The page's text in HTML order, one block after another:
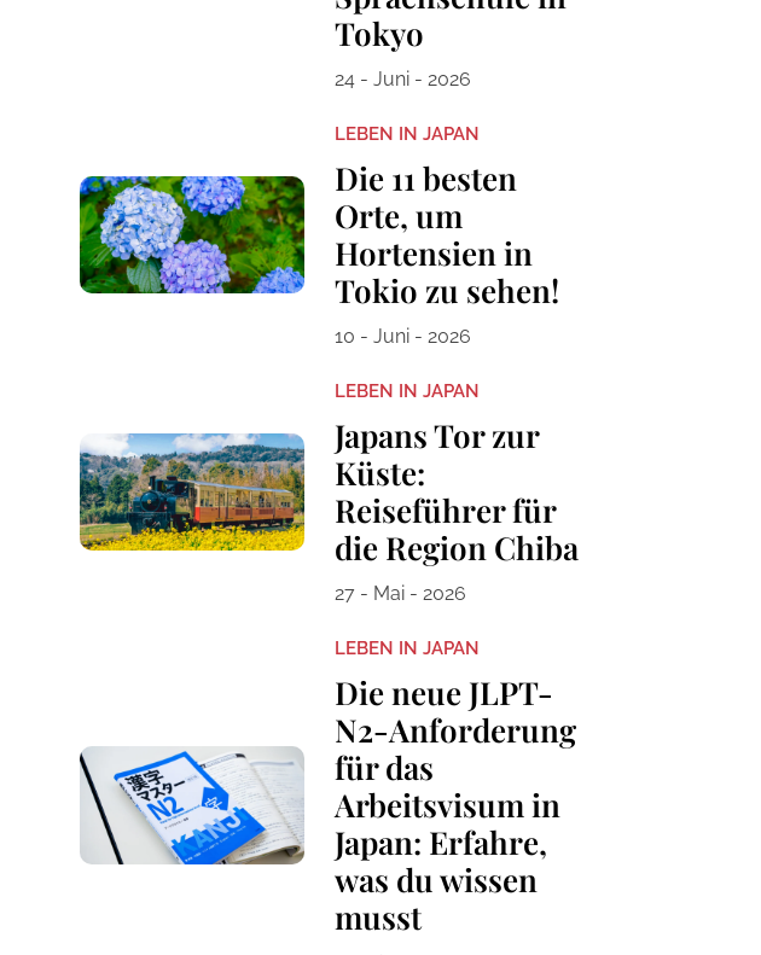
Tokyo
24 - Juni - 2026
LEBEN IN JAPAN
Die 11 besten
Orte, um
Hortensien in
Tokio zu sehen!
10 - Juni - 2026
LEBEN IN JAPAN
Japans Tor zur
Küste:
Reiseführer für
die Region Chiba
27 - Mai - 2026
LEBEN IN JAPAN
Die neue JLPT-
N2-Anforderung
für das
Arbeitsvisum in
Japan: Erfahre,
was du wissen
musst